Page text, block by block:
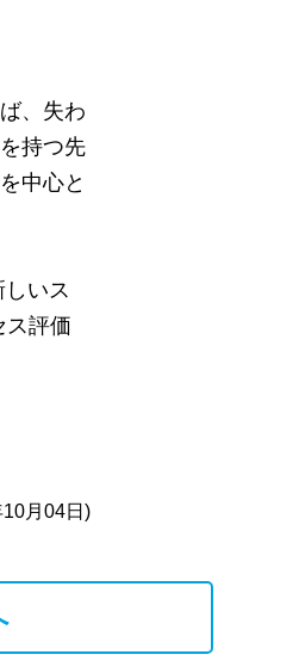
、失わ
持つ先
中心と
しいス
ス評価
月04日)